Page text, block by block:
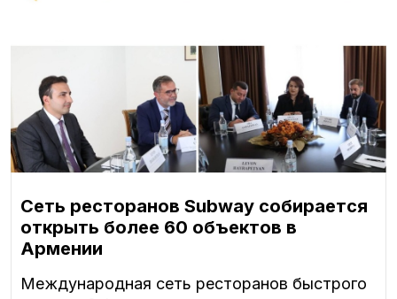
Сеть ресторанов Subway собирается
открыть более 60 объектов в
Армении
Международная сеть ресторанов быстрого